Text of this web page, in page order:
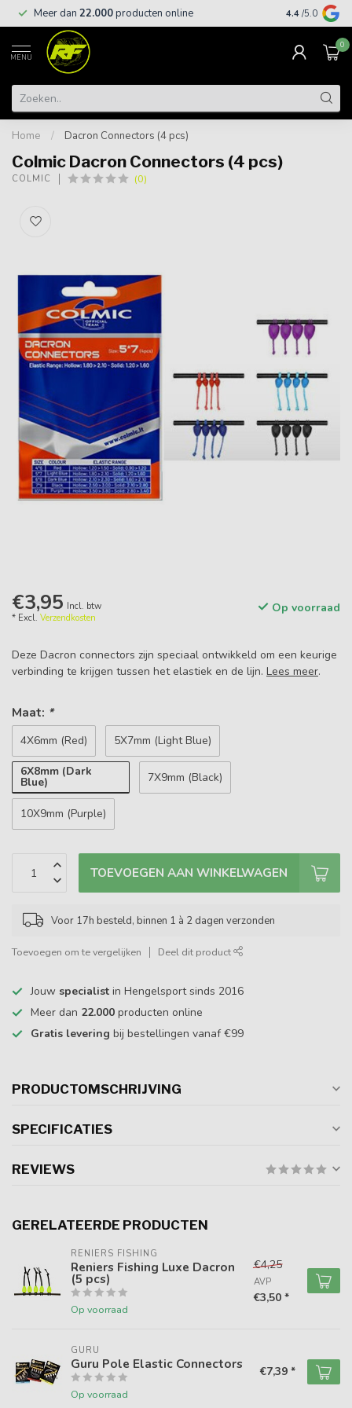
Meer dan 22.000producten online Gratis
4.4 /5.0
MENU
0
Home / Dacron Connectors (4 pcs)
Colmic Dacron Connectors (4 pcs)
COLMIC (0)
€3,95 Incl. btw
* Excl. Verzendkosten
Op voorraad
Deze Dacron connectors zijn speciaal ontwikkeld om een keurige
verbinding te krijgen tussen het elastiek en de lijn. Lees meer.
Maat: *
4X6mm (Red) 5X7mm (Light Blue)
6X8mm (Dark
Blue) 7X9mm (Black)
10X9mm (Purple)
TOEVOEGEN AAN WINKELWAGEN
Voor 17h besteld, binnen 1 à 2 dagen verzonden
Toevoegen om te vergelijken Deel dit product
Jouw specialist in Hengelsport sinds 2016
Meer dan 22.000 producten online
Gratis levering bij bestellingen vanaf €99
PRODUCTOMSCHRIJVING
SPECIFICATIES
REVIEWS
GERELATEERDE PRODUCTEN
RENIERS FISHING
Reniers Fishing Luxe Dacron
(5 pcs)
Op voorraad
€4,25
AVP
€3,50 *
GURU
Guru Pole Elastic Connectors
Op voorraad
€7,39 *